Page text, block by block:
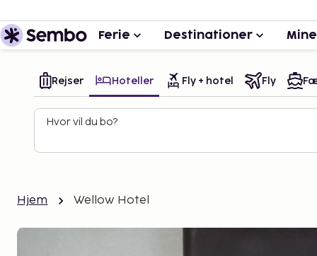
Ferie Destinationer
Rejser Hoteller Fly + hotel Fly
Hvor vil du bo?
Hjem Wellow Hotel